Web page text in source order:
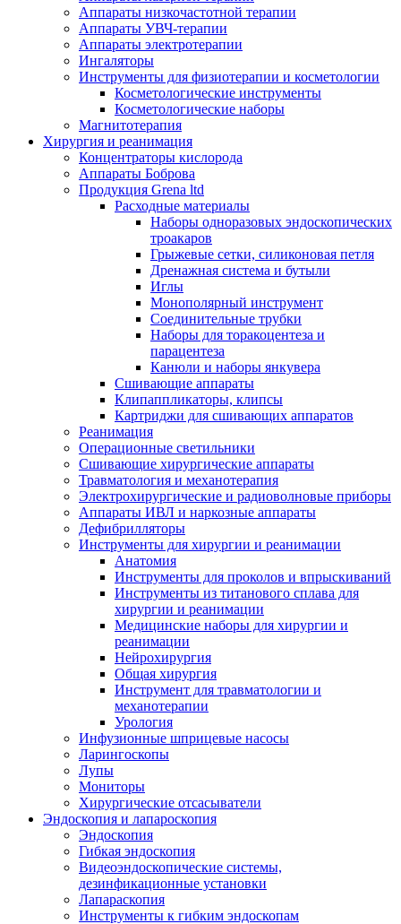
Аппараты низкочастотной терапии
Аппараты УВЧ-терапии
Аппараты электротерапии
Ингаляторы
Инструменты для физиотерапии и косметологии
Косметологические инструменты
Косметологические наборы
Магнитотерапия
Хирургия и реанимация
Концентраторы кислорода
Аппараты Боброва
Продукция Grena ltd
Расходные материалы
Наборы одноразовых эндоскопических
троакаров
Грыжевые сетки, силиконовая петля
Дренажная система и бутыли
Иглы
Монополярный инструмент
Соединительные трубки
Наборы для торакоцентеза и
парацентеза
Канюли и наборы янкувера
Сшивающие аппараты
Клипаппликаторы, клипсы
Картриджи для сшивающих аппаратов
Реанимация
Операционные светильники
Сшивающие хирургические аппараты
Травматология и механотерапия
Электрохирургические и радиоволновые приборы
Аппараты ИВЛ и наркозные аппараты
Дефибрилляторы
Инструменты для хирургии и реанимации
Анатомия
Инструменты для проколов и впрыскиваний
Инструменты из титанового сплава для
хирургии и реанимации
Медицинские наборы для хирургии и
реанимации
Нейрохирургия
Общая хирургия
Инструмент для травматологии и
механотерапии
Урология
Инфузионные шприцевые насосы
Ларингоскопы
Лупы
Мониторы
Хирургические отсасыватели
Эндоскопия и лапароскопия
Эндоскопия
Гибкая эндоскопия
Видеоэндоскопические системы,
дезинфикационные установки
Лапараскопия
Инструменты к гибким эндоскопам